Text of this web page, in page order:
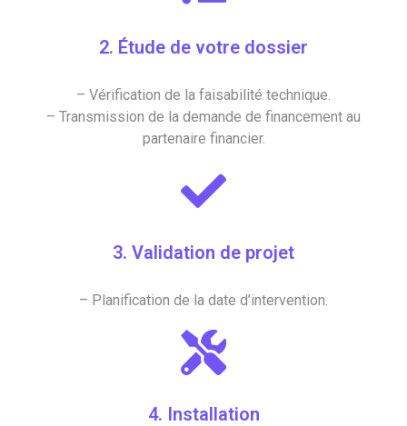
2. Étude de votre dossier
– Vérification de la faisabilité technique.
– Transmission de la demande de financement au
partenaire financier.
3. Validation de projet
– Planification de la date d’intervention.
4. Installation